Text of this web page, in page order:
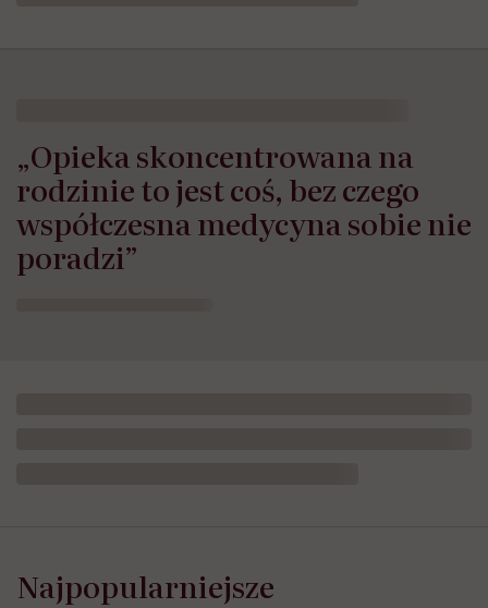
„Opieka skoncentrowana na
rodzinie to jest coś, bez czego
współczesna medycyna sobie nie
poradzi”
Najpopularniejsze